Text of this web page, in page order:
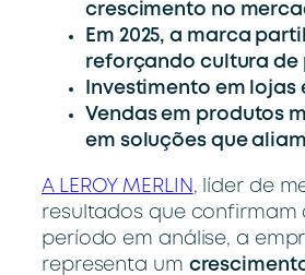
crescimento no
Em 2025, a marca
reforçando cultura de
Investimento em lojas
Vendas em produtos
em soluções que
A LEROY MERLIN, líder de
resultados que confirmam
período em análise, a
representa um